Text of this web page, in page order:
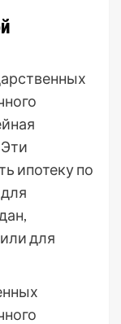
Эти
ипотеку по
для